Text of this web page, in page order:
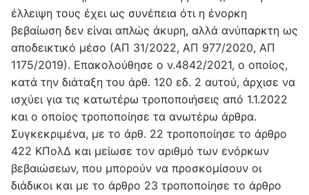
έλλειψη τους έχει ως συνέπεια ότι η ένορκη
βεβαίωση δεν είναι απλώς άκυρη, αλλά ανύπαρκτη ως
αποδεικτικό μέσο (ΑΠ 31/2022, ΑΠ 977/2020, ΑΠ
1175/2019). Επακολούθησε ο ν.4842/2021, ο οποίος,
κατά την διάταξη του άρθ. 120 εδ. 2 αυτού, άρχισε να
ισχύει για τις κατωτέρω τροποποιήσεις από 1.1.2022
και ο οποίος τροποποίησε τα ανωτέρω άρθρα.
Συγκεκριμένα, με το άρθ. 22 τροποποίησε το άρθρο
422 ΚΠολΔ και μείωσε τον αριθμό των ενόρκων
βεβαιώσεων, που μπορούν να προσκομίσουν οι
διάδικοι και με το άρθρο 23 τροποποίησε το άρθρο